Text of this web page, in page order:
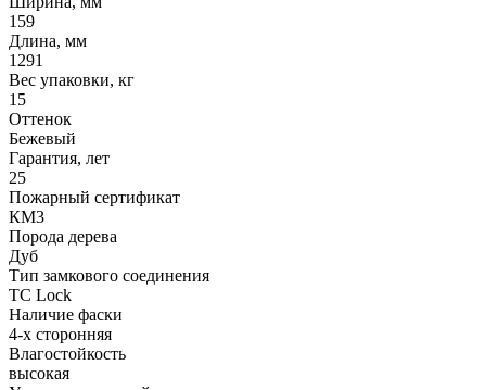
159
Длина, мм
1291
Вес упаковки, кг
15
Оттенок
Бежевый
Гарантия, лет
25
Пожарный сертификат
КМ3
Порода дерева
Дуб
Тип замкового соединения
TC Lock
Наличие фаски
4-х сторонняя
Влагостойкость
высокая